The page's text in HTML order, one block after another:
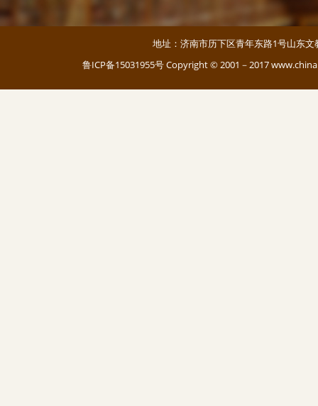
地址：济南市历下区青年东路1号山东
鲁ICP备15031955号Copyright © 2001－2017